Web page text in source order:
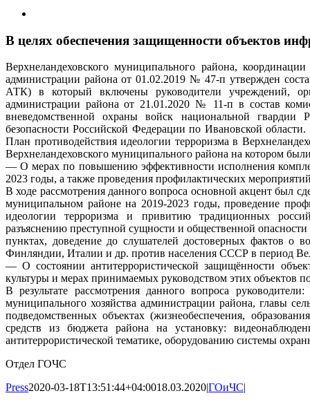
В целях обеспечения защищенности объектов
Верхнеландеховского муниципального района,
администрации района от 01.02.2019 № 47-п утвержден
АТК) в который включены руководители учреждений,
администрации района от 21.01.2020 № 11-п в состав
вневедомственной охраны войск национальной
безопасности Российской Федерации по Ивановской
План противодействия идеологии терроризма в
Верхнеландеховского муниципального района на котором
— О мерах по повышению эффективности исполнения
2023 годы, а также проведения профилактических
В ходе рассмотрения данного вопроса основной акцент был
муниципальном районе на 2019-2023 годы, проведение
идеологии терроризма и привитию традиционных
разъяснению преступной сущности и общественной
пунктах, доведение до слушателей достоверных фактов о
Финляндии, Италии и др. против населения СССР в период
— О состоянии антитеррористической защищённости
культуры и мерах принимаемых руководством этих
В результате рассмотрения данного вопроса
муниципального хозяйства администрации района, главы
подведомственных объектах (жизнеобеспечения,
средств из бюджета района на установку:
антитеррористической тематике, оборудованию системы
Отдел ГОЧС
Press2020-03-18T13:51:44+04:0018.03.2020|ГОиЧС|